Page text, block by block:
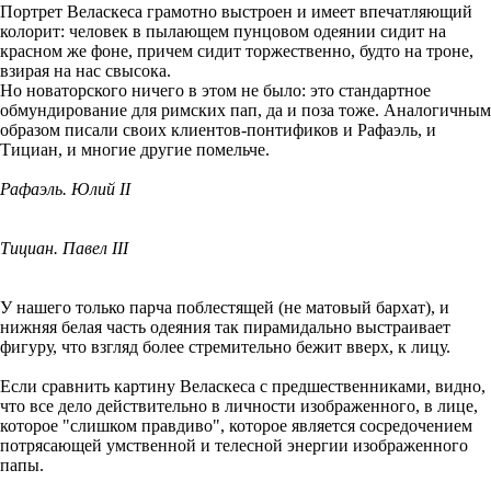
Портрет Веласкеса грамотно выстроен и имеет впечатляющий
колорит: человек в пылающем пунцовом одеянии сидит на
красном же фоне, причем сидит торжественно, будто на троне,
взирая на нас свысока.
Но новаторского ничего в этом не было: это стандартное
обмундирование для римских пап, да и поза тоже. Аналогичным
образом писали своих клиентов-понтификов и Рафаэль, и
Тициан, и многие другие помельче.
Рафаэль. Юлий II
Тициан. Павел III
У нашего только парча поблестящей (не матовый бархат), и
нижняя белая часть одеяния так пирамидально выстраивает
фигуру, что взгляд более стремительно бежит вверх, к лицу.
Если сравнить картину Веласкеса с предшественниками, видно,
что все дело действительно в личности изображенного, в лице,
которое "слишком правдиво", которое является сосредочением
потрясающей умственной и телесной энергии изображенного
папы.